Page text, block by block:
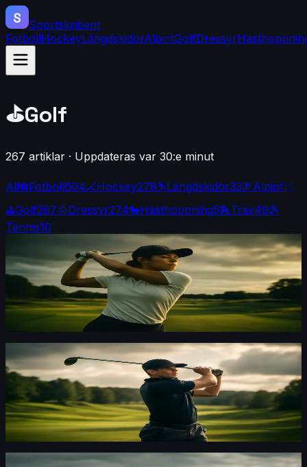
S
Sportskribent
FotbollHockeyLängdskidorAlpintGolfDressyr
⛳Golf
267 artiklar · Uppdateras var 30:e minut
All⚽Fotboll604🏒Hockey278⛷️Längdskidor33🎿Alpint15
⛳Golf267🐴Dressyr274🐎Hästhoppning5🏇Trav49🎾
Tennis10
4 d sedan
Yealimi Noh chockar: tre slags ledning på Royal
Lytham
Yealimi Noh överraskar på Royal Lytham med tre slags
ledning. Svenska spelare ligger långt efter efter en tung
ByOskar Nylund·5 d sedan
Arwefjäll och Nordqvist tappade mark på
Moving Day
Båda svenskorna hade bra lägen men föll tillbaka under
lördagen på Royal Lytham. Arwefjäll slog 77 och
Anna Bergström ·5 d sedan